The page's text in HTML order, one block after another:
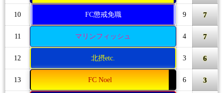
10 FC懲戒免職 9 7
11 マリンフィッシュ 4 7
12 北摂etc. 3 6
13 FC Noel 6 3